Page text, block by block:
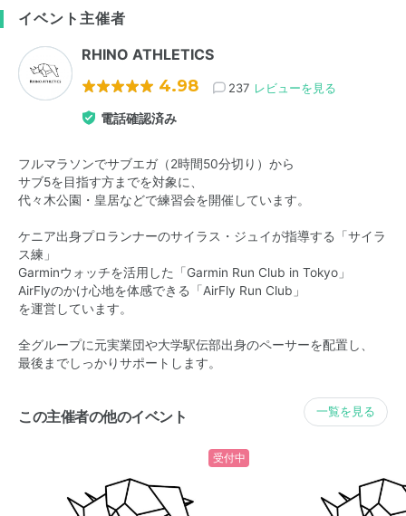
イベント主催者
RHINO ATHLETICS
4.98 237 レビューを見る
電話確認済み
フルマラソンでサブエガ（2時間50分切り）から
サブ5を目指す方までを対象に、
代々木公園・皇居などで練習会を開催しています。
ケニア出身プロランナーのサイラス・ジュイが指導する「サイラ
ス練」
Garminウォッチを活用した「Garmin Run Club in Tokyo」
AirFlyのかけ心地を体感できる「AirFly Run Club」
を運営しています。
全グループに元実業団や大学駅伝部出身のペーサーを配置し、
最後までしっかりサポートします。
この主催者の他のイベント 一覧を見る
受付中